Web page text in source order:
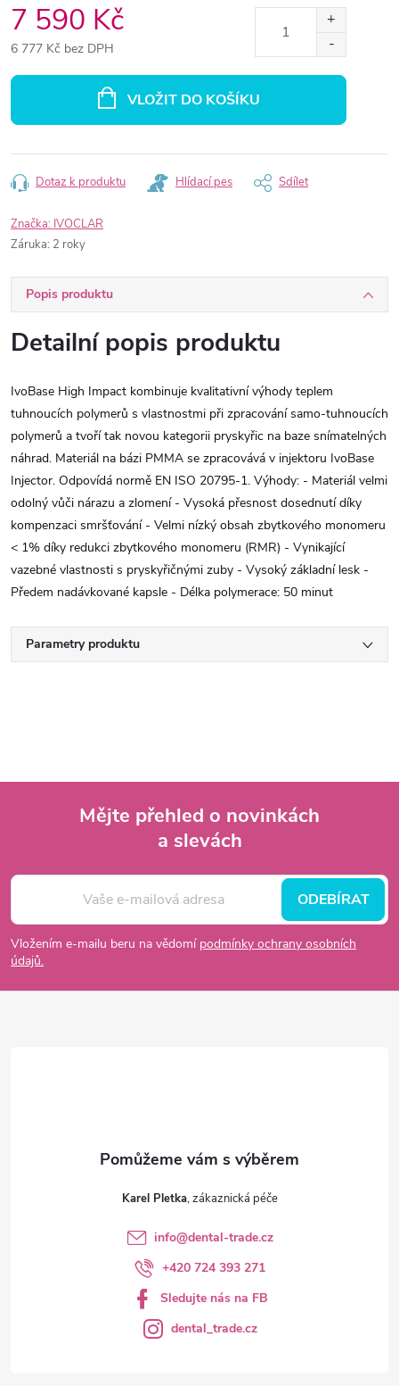
7 590 Kč
6 777 Kč bez DPH
VLOŽIT DO KOŠÍKU
Dotaz k produktu Hlídací pes Sdílet
Značka: IVOCLAR
Záruka: 2 roky
Popis produktu
Detailní popis produktu
IvoBase High Impact kombinuje kvalitativní výhody teplem
tuhnoucích polymerů s vlastnostmi při zpracování samo-tuhnoucích
polymerů a tvoří tak novou kategorii pryskyřic na baze snímatelných
náhrad. Materiál na bázi PMMA se zpracovává v injektoru IvoBase
Injector. Odpovídá normě EN ISO 20795-1. Výhody: - Materiál velmi
odolný vůči nárazu a zlomení - Vysoká přesnost dosednutí díky
kompenzaci smršťování - Velmi nízký obsah zbytkového monomeru
< 1% díky redukci zbytkového monomeru (RMR) - Vynikající
vazebné vlastnosti s pryskyřičnými zuby - Vysoký základní lesk -
Předem nadávkované kapsle - Délka polymerace: 50 minut
Parametry produktu
p
a
Mějte přehled o novinkách
a slevách
Vložením e-mailu beru na vědomí podmínky ochrany osobních
údajů.
ODEBÍRAT
Karel Pletka
info@dental-trade.cz
+420 724 393 271
Sledujte nás na FB
dental_trade.cz